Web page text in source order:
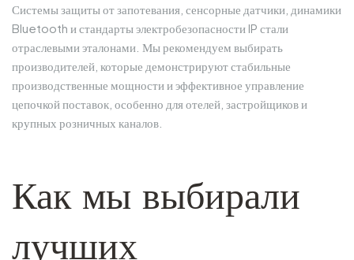
Системы защиты от запотевания, сенсорные датчики, динамики
Bluetooth и стандарты электробезопасности IP стали
отраслевыми эталонами. Мы рекомендуем выбирать
производителей, которые демонстрируют стабильные
производственные мощности и эффективное управление
цепочкой поставок, особенно для отелей, застройщиков и
крупных розничных каналов.
Как мы выбирали
лучших